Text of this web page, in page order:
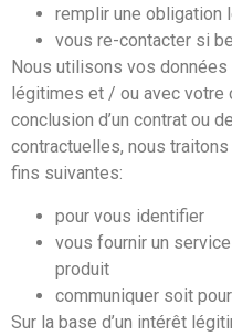
remplir une obligation
vous re-contacter si
Nous utilisons vos
légitimes et / ou avec votre
conclusion d’un contrat ou
contractuelles, nous
fins suivantes:
pour vous identifier
vous fournir un
produit
communiquer soit
Sur la base d’un intérêt